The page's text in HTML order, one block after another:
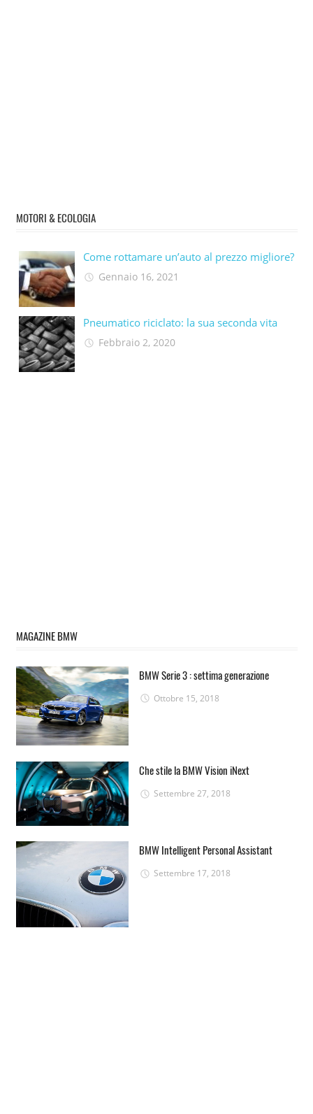
MOTORI & ECOLOGIA
Come rottamare un’auto al prezzo migliore?
Gennaio 16, 2021
Pneumatico riciclato: la sua seconda vita​
Febbraio 2, 2020
MAGAZINE BMW
BMW Serie 3 : settima generazione
Ottobre 15, 2018
Che stile la BMW Vision iNext
Settembre 27, 2018
BMW Intelligent Personal Assistant
Settembre 17, 2018